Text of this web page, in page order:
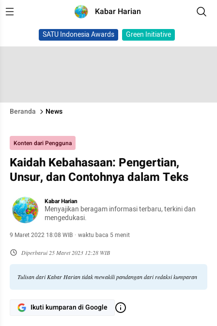
Kabar Harian
SATU Indonesia Awards Green Initiative
Beranda News
Konten dari Pengguna
Kaidah Kebahasaan: Pengertian,
Unsur, dan Contohnya dalam Teks
Kabar Harian
Menyajikan beragam informasi terbaru, terkini dan
mengedukasi.
9 Maret 2022 18:08 WIB · waktu baca 5 menit
Diperbarui25 Maret 2023 12:28 WIB
Tulisan dari Kabar Harian tidak mewakili pandangan dari redaksi kumparan
Ikuti kumparan di Google